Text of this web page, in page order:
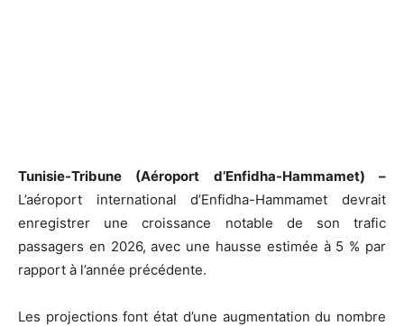
Tunisie-Tribune (Aéroport d’Enfidha-Hammamet) –
L’aéroport international d’Enfidha-Hammamet devrait
enregistrer une croissance notable de son trafic
passagers en 2026, avec une hausse estimée à 5 % par
rapport à l’année précédente.
Les projections font état d’une augmentation du nombre